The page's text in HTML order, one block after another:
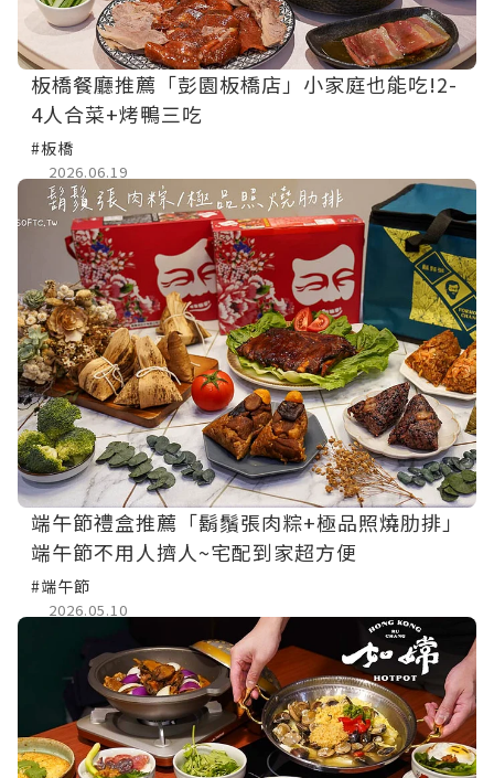
板橋餐廳推薦「彭園板橋店」小家庭也能吃!2-
4人合菜+烤鴨三吃
#板橋
2026.06.19
端午節禮盒推薦「鬍鬚張肉粽+極品照燒肋排」
端午節不用人擠人~宅配到家超方便
#端午節
2026.05.10